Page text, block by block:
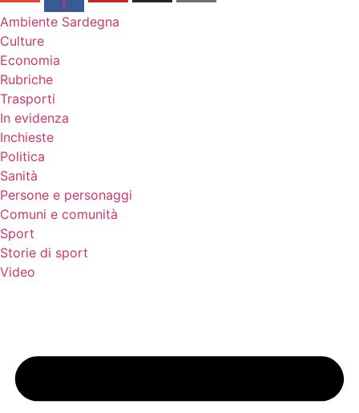
Ambiente Sardegna
Culture
Economia
Rubriche
Trasporti
In evidenza
Inchieste
Politica
Sanità
Persone e personaggi
Comuni e comunità
Sport
Storie di sport
Video